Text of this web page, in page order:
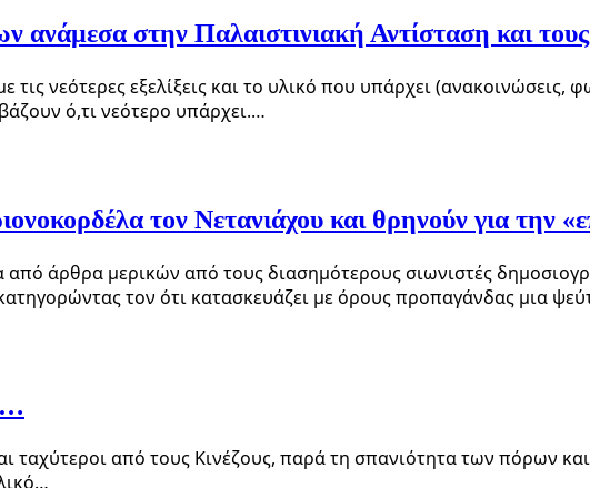
ανάμεσα στην Παλαιστινιακή Αντίσταση και τους
νεότερες εξελίξεις και το υλικό που υπάρχει (ανακοινώσεις,
ό,τι νεότερο υπάρχει.…
τον Νετανιάχου και θρηνούν για την
άρθρα μερικών από τους διασημότερους σιωνιστές
τον ότι κατασκευάζει με όρους προπαγάνδας μια
ταχύτεροι από τους Κινέζους, παρά τη σπανιότητα των πόρων